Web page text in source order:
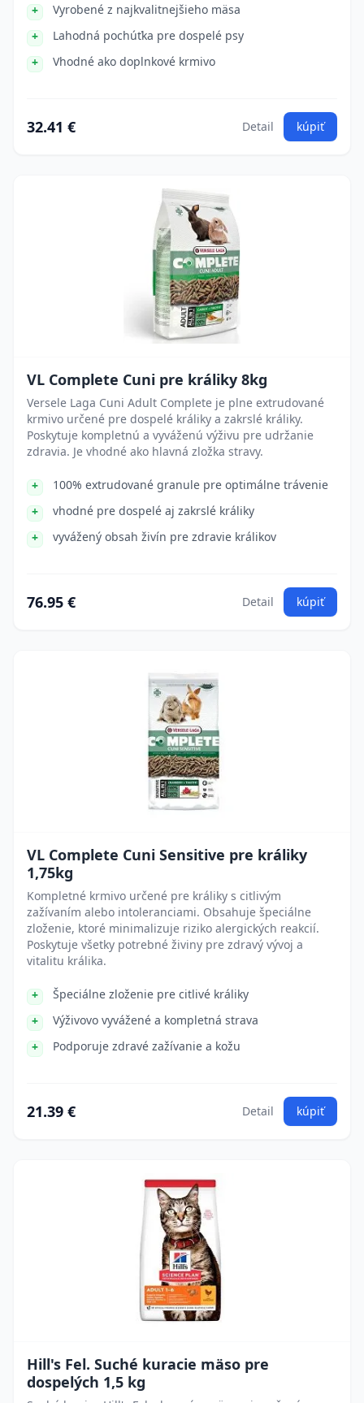
Vyrobené z najkvalitnejšieho mäsa
Lahodná pochúťka pre dospelé psy
Vhodné ako doplnkové krmivo
32.41 € Detail kúpiť
VL Complete Cuni pre králiky 8kg
Versele Laga Cuni Adult Complete je plne extrudované
krmivo určené pre dospelé králiky a zakrslé králiky.
Poskytuje kompletnú a vyváženú výživu pre udržanie
zdravia. Je vhodné ako hlavná zložka stravy.
100% extrudované granule pre optimálne trávenie
vhodné pre dospelé aj zakrslé králiky
vyvážený obsah živín pre zdravie králikov
76.95 € Detail kúpiť
VL Complete Cuni Sensitive pre králiky
1,75kg
Kompletné krmivo určené pre králiky s citlivým
zažívaním alebo intoleranciami. Obsahuje špeciálne
zloženie, ktoré minimalizuje riziko alergických reakcií.
Poskytuje všetky potrebné živiny pre zdravý vývoj a
vitalitu králika.
Špeciálne zloženie pre citlivé králiky
Výživovo vyvážené a kompletná strava
Podporuje zdravé zažívanie a kožu
21.39 € Detail kúpiť
Hill's Fel. Suché kuracie mäso pre
dospelých 1,5 kg